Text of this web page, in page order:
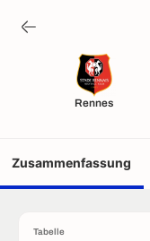
Rennes
Zusammenfassung
Tabelle